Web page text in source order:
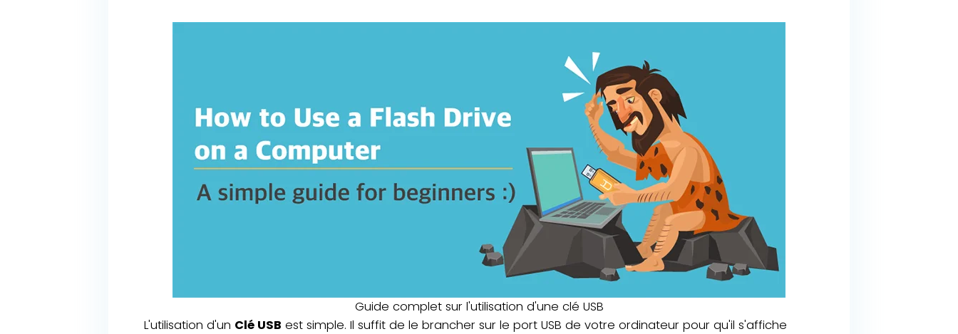
Guide complet sur l'utilisation d'une clé USB
L'utilisation d'un Clé USB est simple. Il suffit de le brancher sur le port USB de votre ordinateur pour qu'il s'affiche